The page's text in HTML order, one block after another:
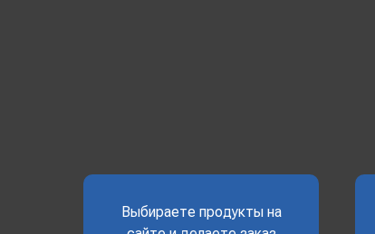
Выбираете продукты на